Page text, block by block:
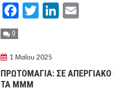
Facebook
TwitterLinkedIn
0
1 Μαΐου 2025
ΠΡΩΤΟΜΑΓΙΑ: ΣΕ
ΤΑ ΜΜΜ